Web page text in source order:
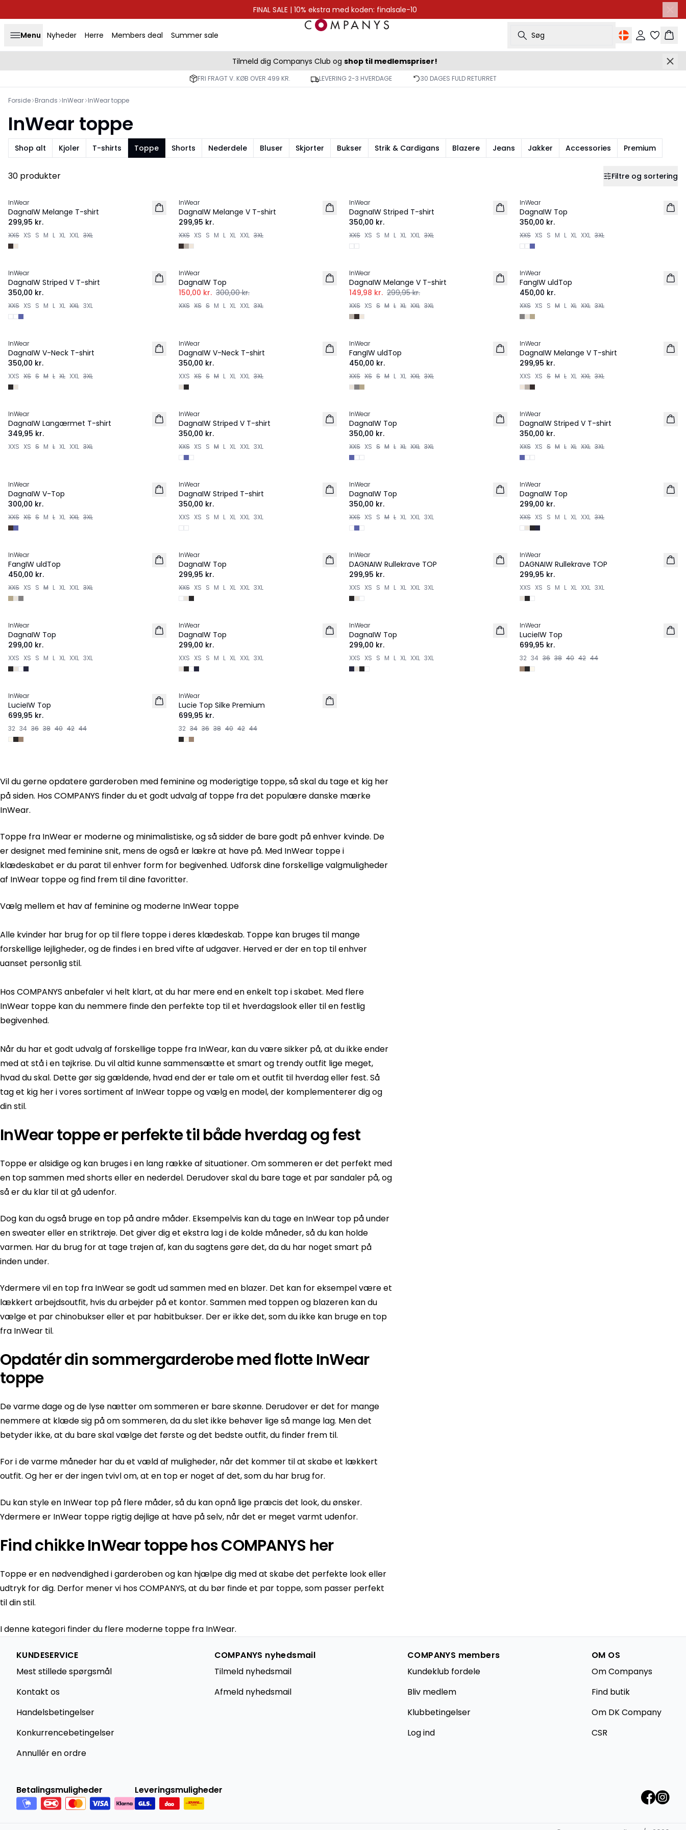
FINAL SALE | 10% ekstra med koden: finalsale-10
Menu Nyheder Herre Members deal Summer sale Søg Log ind Kurv
Tilmeld dig Companys Club og shop til medlemspriser!
FRI FRAGT V. KØB OVER 499 KR. LEVERING 2-3 HVERDAGE 30 DAGES FULD RETURRET
Forside Brands InWear InWear toppe
InWear toppe
Shop alt Kjoler T-shirts Toppe Shorts Nederdele Bluser Skjorter Bukser Strik & Cardigans Blazere Jeans Jakker Accessories Premium
30 produkter Filtre og sortering
NYHED
InWear
DagnaIW Melange T-shirt
299,95 kr.
XXS XS S M L XL XXL 3XL
NYHED
InWear
DagnaIW Melange V T-shirt
299,95 kr.
XXS XS S M L XL XXL 3XL
NYHED
InWear
DagnaIW Striped T-shirt
350,00 kr.
XXS XS S M L XL XXL 3XL
NYHED
InWear
DagnaIW Top
350,00 kr.
XXS XS S M L XL XXL 3XL
NYHED
InWear
DagnaIW Striped V T-shirt
350,00 kr.
XXS XS S M L XL XXL 3XL
InWear
DagnaIW Top
150,00 kr. 300,00 kr.
XXS XS S M L XL XXL 3XL
InWear
DagnaIW Melange V T-shirt
149,98 kr. 299,95 kr.
XXS XS S M L XL XXL 3XL
InWear
FangIW uldTop
450,00 kr.
XXS XS S M L XL XXL 3XL
InWear
DagnaIW V-Neck T-shirt
350,00 kr.
XXS XS S M L XL XXL 3XL
InWear
DagnaIW V-Neck T-shirt
350,00 kr.
XXS XS S M L XL XXL 3XL
InWear
FangIW uldTop
450,00 kr.
XXS XS S M L XL XXL 3XL
InWear
DagnaIW Melange V T-shirt
299,95 kr.
XXS XS S M L XL XXL 3XL
InWear
DagnaIW Langærmet T-shirt
349,95 kr.
XXS XS S M L XL XXL 3XL
InWear
DagnaIW Striped V T-shirt
350,00 kr.
XXS XS S M L XL XXL 3XL
InWear
DagnaIW Top
350,00 kr.
XXS XS S M L XL XXL 3XL
InWear
DagnaIW Striped V T-shirt
350,00 kr.
XXS XS S M L XL XXL 3XL
NYHED
InWear
DagnaIW V-Top
300,00 kr.
XXS XS S M L XL XXL 3XL
InWear
DagnaIW Striped T-shirt
350,00 kr.
XXS XS S M L XL XXL 3XL
InWear
DagnaIW Top
350,00 kr.
XXS XS S M L XL XXL 3XL
InWear
DagnaIW Top
299,00 kr.
XXS XS S M L XL XXL 3XL
InWear
FangIW uldTop
450,00 kr.
XXS XS S M L XL XXL 3XL
InWear
DagnaIW Top
299,95 kr.
XXS XS S M L XL XXL 3XL
InWear
DAGNAIW Rullekrave TOP
299,95 kr.
XXS XS S M L XL XXL 3XL
InWear
DAGNAIW Rullekrave TOP
299,95 kr.
XXS XS S M L XL XXL 3XL
InWear
DagnaIW Top
299,00 kr.
XXS XS S M L XL XXL 3XL
InWear
DagnaIW Top
299,00 kr.
XXS XS S M L XL XXL 3XL
InWear
DagnaIW Top
299,00 kr.
XXS XS S M L XL XXL 3XL
PREMIUM
InWear
LucieIW Top
699,95 kr.
32 34 36 38 40 42 44
PREMIUM
InWear
LucieIW Top
699,95 kr.
32 34 36 38 40 42 44
PREMIUM
InWear
Lucie Top Silke Premium
699,95 kr.
32 34 36 38 40 42 44
Vil du gerne opdatere garderoben med feminine og moderigtige toppe, så skal du tage et kig her
på siden. Hos COMPANYS finder du et godt udvalg af toppe fra det populære danske mærke
InWear.
Toppe fra InWear er moderne og minimalistiske, og så sidder de bare godt på enhver kvinde. De
er designet med feminine snit, mens de også er lækre at have på. Med InWear toppe i
klædeskabet er du parat til enhver form for begivenhed. Udforsk dine forskellige valgmuligheder
af InWear toppe og find frem til dine favoritter.
Vælg mellem et hav af feminine og moderne InWear toppe
Alle kvinder har brug for op til flere toppe i deres klædeskab. Toppe kan bruges til mange
forskellige lejligheder, og de findes i en bred vifte af udgaver. Herved er der en top til enhver
uanset personlig stil.
Hos COMPANYS anbefaler vi helt klart, at du har mere end en enkelt top i skabet. Med flere
InWear toppe kan du nemmere finde den perfekte top til et hverdagslook eller til en festlig
begivenhed.
Når du har et godt udvalg af forskellige toppe fra InWear, kan du være sikker på, at du ikke ender
med at stå i en tøjkrise. Du vil altid kunne sammensætte et smart og trendy outfit lige meget,
hvad du skal. Dette gør sig gældende, hvad end der er tale om et outfit til hverdag eller fest. Så
tag et kig her i vores sortiment af InWear toppe og vælg en model, der komplementerer dig og
din stil.
InWear toppe er perfekte til både hverdag og fest
Toppe er alsidige og kan bruges i en lang række af situationer. Om sommeren er det perfekt med
en top sammen med shorts eller en nederdel. Derudover skal du bare tage et par sandaler på, og
så er du klar til at gå udenfor.
Dog kan du også bruge en top på andre måder. Eksempelvis kan du tage en InWear top på under
en sweater eller en striktrøje. Det giver dig et ekstra lag i de kolde måneder, så du kan holde
varmen. Har du brug for at tage trøjen af, kan du sagtens gøre det, da du har noget smart på
inden under.
Ydermere vil en top fra InWear se godt ud sammen med en blazer. Det kan for eksempel være et
lækkert arbejdsoutfit, hvis du arbejder på et kontor. Sammen med toppen og blazeren kan du
vælge et par chinobukser eller et par habitbukser. Der er ikke det, som du ikke kan bruge en top
fra InWear til.
Opdatér din sommergarderobe med flotte InWear
toppe
De varme dage og de lyse nætter om sommeren er bare skønne. Derudover er det for mange
nemmere at klæde sig på om sommeren, da du slet ikke behøver lige så mange lag. Men det
betyder ikke, at du bare skal vælge det første og det bedste outfit, du finder frem til.
For i de varme måneder har du et væld af muligheder, når det kommer til at skabe et lækkert
outfit. Og her er der ingen tvivl om, at en top er noget af det, som du har brug for.
Du kan style en InWear top på flere måder, så du kan opnå lige præcis det look, du ønsker.
Ydermere er InWear toppe rigtig dejlige at have på selv, når det er meget varmt udenfor.
Find chikke InWear toppe hos COMPANYS her
Toppe er en nødvendighed i garderoben og kan hjælpe dig med at skabe det perfekte look eller
udtryk for dig. Derfor mener vi hos COMPANYS, at du bør finde et par toppe, som passer perfekt
til din stil.
I denne kategori finder du flere moderne toppe fra InWear.
KUNDESERVICE
Mest stillede spørgsmål
Kontakt os
Handelsbetingelser
Konkurrencebetingelser
Annullér en ordre
COMPANYS nyhedsmail
Tilmeld nyhedsmail
Afmeld nyhedsmail
COMPANYS members
Kundeklub fordele
Bliv medlem
Klubbetingelser
Log ind
OM OS
Om Companys
Find butik
Om DK Company
CSR
Betalingsmuligheder Leveringsmuligheder